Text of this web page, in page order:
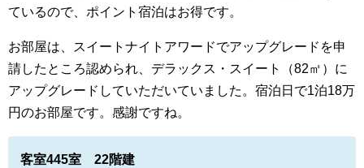
ているので、ポイント宿泊はお得です。
お部屋は、スイートナイトアワードでアップグレードを申
請したところ認められ、デラックス・スイート（82㎡）に
アップグレードしていただいていました。宿泊日で1泊18万
円のお部屋です。感謝ですね。
客室445室 22階建